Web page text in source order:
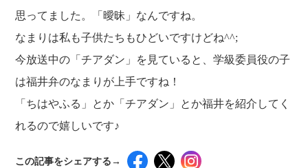
思ってました。「曖昧」なんですね。
なまりは私も子供たちもひどいですけどね^^;
今放送中の「チアダン」を見ていると、学級委員役の子
は福井弁のなまりが上手ですね！
「ちはやふる」とか「チアダン」とか福井を紹介してく
れるので嬉しいです♪
この記事をシェアする→